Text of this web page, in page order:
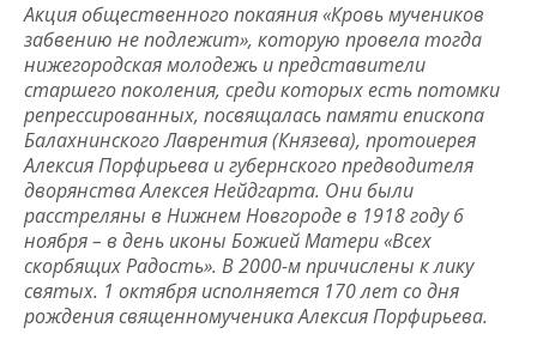
Акция общественного покаяния «Кровь мучеников
забвению не подлежит», которую провела тогда
нижегородская молодежь и представители
старшего поколения, среди которых есть потомки
репрессированных, посвящалась памяти епископа
Балахнинского Лаврентия (Князева), протоиерея
Алексия Порфирьева и губернского предводителя
дворянства Алексея Нейдгарта. Они были
расстреляны в Нижнем Новгороде в 1918 году 6
ноября – в день иконы Божией Матери «Всех
скорбящих Радость». В 2000-м причислены к лику
святых. 1 октября исполняется 170 лет со дня
рождения священномученика Алексия Порфирьева.